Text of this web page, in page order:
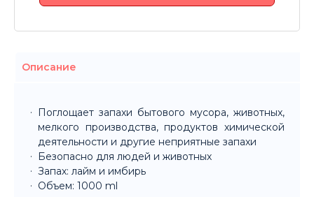
Описание
Поглощает запахи бытового мусора, животных,
мелкого производства, продуктов химической
деятельности и другие неприятные запахи
Безопасно для людей и животных
Запах: лайм и имбирь
Объем: 1000 ml